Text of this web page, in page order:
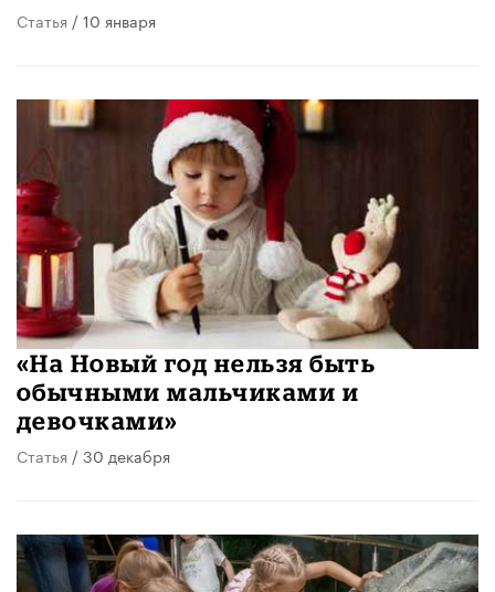
Статья / 10 января
«На Новый год нельзя быть
обычными мальчиками и
девочками»
Статья / 30 декабря